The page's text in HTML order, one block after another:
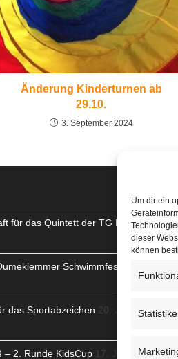
Um dir ein
dieser
können
Änderung Kinderturnen ab
29.10.
3. September 2024
für das Quintett der TG Neuss
Schwimmfest in
das Sportabzeichen 20. Juli
– 2. Runde KidsCup 17. Juli